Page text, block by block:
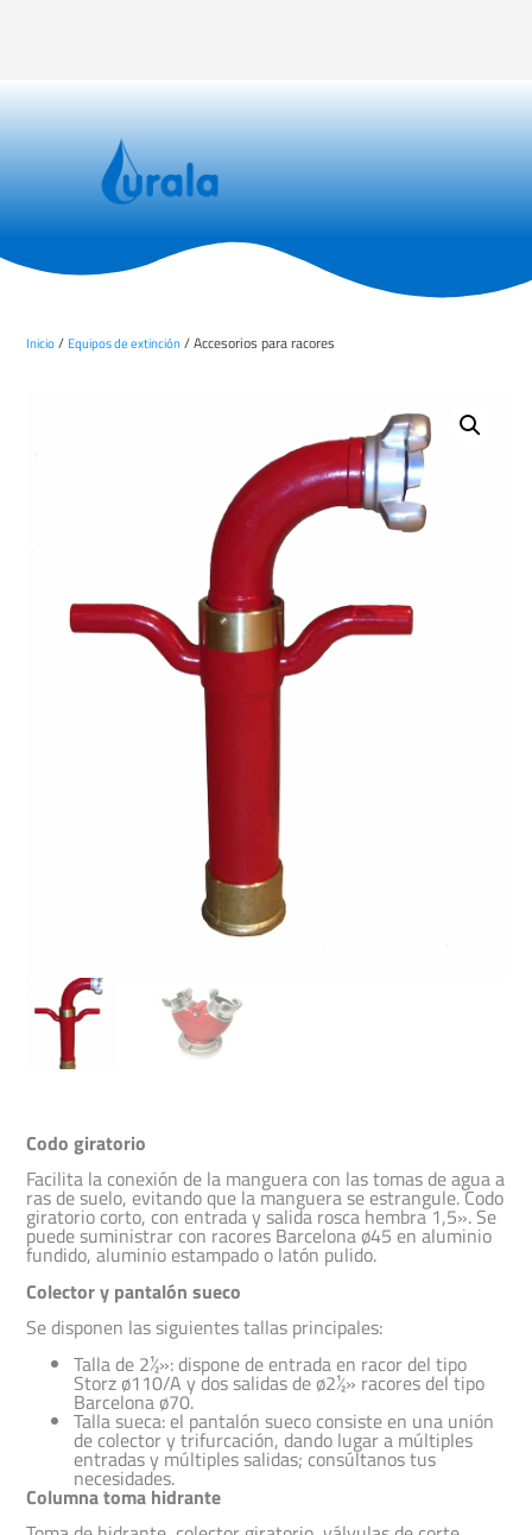
Inicio/ Equipos de extinción/ Accesorios para racores
Codo giratorio
Facilita la conexión de la manguera con las tomas de agua a
ras de suelo, evitando que la manguera se estrangule. Codo
giratorio corto, con entrada y salida rosca hembra 1,5». Se
puede suministrar con racores Barcelona ø45 en aluminio
fundido, aluminio estampado o latón pulido.
Colector y pantalón sueco
Se disponen las siguientes tallas principales:
Talla de 2½»: dispone de entrada en racor del tipo
Storz ø110/A y dos salidas de ø2½» racores del tipo
Barcelona ø70.
Talla sueca: el pantalón sueco consiste en una unión
de colector y trifurcación, dando lugar a múltiples
entradas y múltiples salidas; consúltanos tus
necesidades.
Columna toma hidrante